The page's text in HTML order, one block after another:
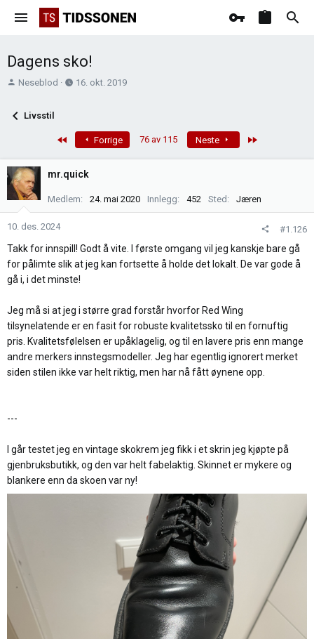
Dagens sko!
T
å
a
r
t
Neseblod
O
e
16. okt. 2019
Livsstil
Forrige 76 av 115 Neste
mr.quick
Medlem 24. mai 2020 Innlegg 452 Sted Jæren
10. des. 2024 #1.126
Takk for innspill! Godt å vite. I første omgang vil jeg kanskje bare gå
for pålimte slik at jeg kan fortsette å holde det lokalt. De var gode å
gå i, i det minste!
Jeg må si at jeg i større grad forstår hvorfor Red Wing
tilsynelatende er en fasit for robuste kvalitetssko til en fornuftig
pris. Kvalitetsfølelsen er upåklagelig, og til en lavere pris enn mange
andre merkers innstegsmodeller. Jeg har egentlig ignorert merket
siden stilen ikke var helt riktig, men har nå fått øynene opp.
---
I går testet jeg en vintage skokrem jeg fikk i et skrin jeg kjøpte på
gjenbruksbutikk, og den var helt fabelaktig. Skinnet er mykere og
blankere enn da skoen var ny!